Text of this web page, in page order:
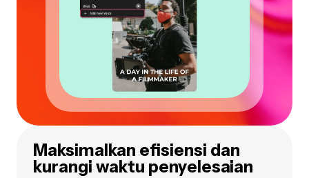
Maksimalkan efisiensi dan
kurangi waktu penyelesaian